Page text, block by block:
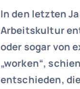
In den letzten
Arbeitskultur
oder sogar von
„worken“,
entschieden,